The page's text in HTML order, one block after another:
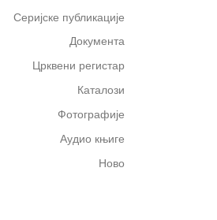
Серијске публикације
Документа
Црквени регистар
Каталози
Фотографије
Аудио књиге
Ново